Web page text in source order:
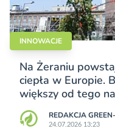
INNOWACJE
Na Żeraniu
ciepła w Europie.
większy od tego
REDAKCJA
24.07.2026 13:23